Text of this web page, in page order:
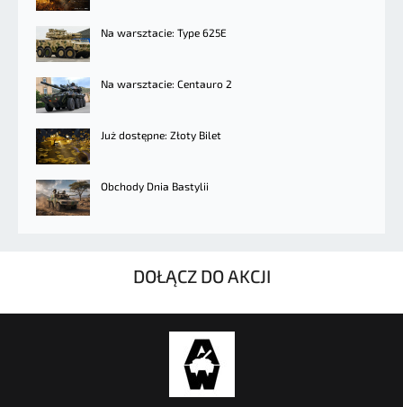
Na warsztacie: Type 625E
Na warsztacie: Centauro 2
Już dostępne: Złoty Bilet
Obchody Dnia Bastylii
DOŁĄCZ DO AKCJI